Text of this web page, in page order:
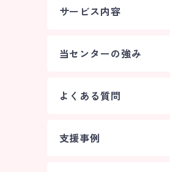
サービス内容
当センターの強み
よくある質問
支援事例